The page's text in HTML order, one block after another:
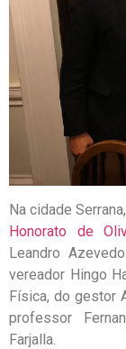
Na cidade
Honorato de
Leandro
vereador Hingo
Física, do gestor
professor
Farjalla.